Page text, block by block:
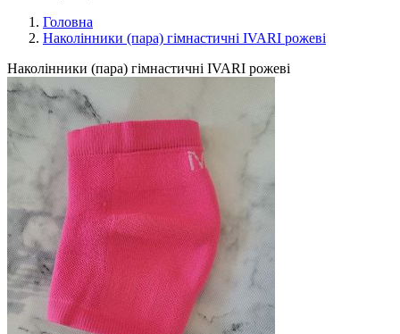
Головна
Наколінники (пара) гімнастичні IVARI рожеві
Наколінники (пара) гімнастичні IVARI рожеві